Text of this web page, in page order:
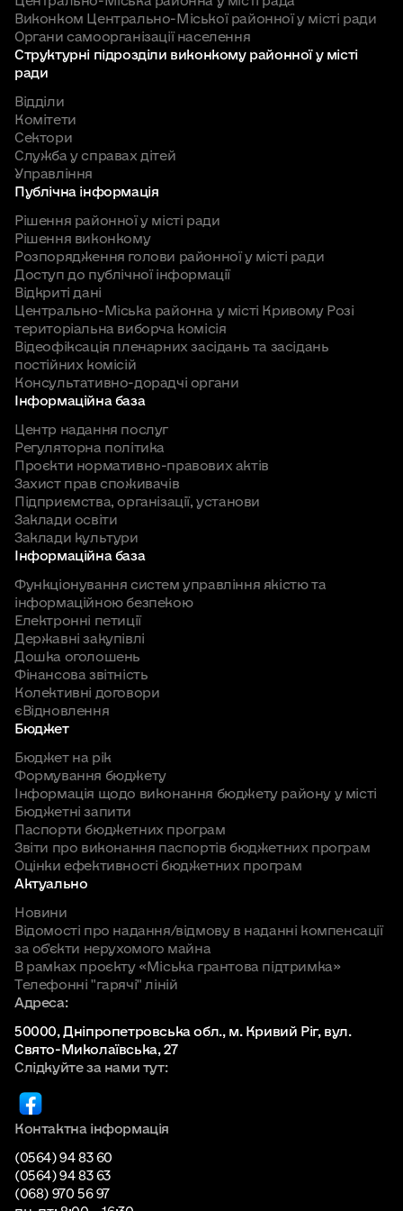
Сектор з питань мобілізаційної та
оборонної роботи
Виконком Центрально-Міської районної у місті ради
Органи самоорганізації населення
Структурні підрозділи виконкому районної у місті
ради
Відділи
Комітети
Сектори
Служба у справах дітей
Управління
Публічна інформація
Рішення районної у місті ради
Рішення виконкому
Розпорядження голови районної у місті ради
Доступ до публічної інформації
Відкриті дані
Центрально-Міська районна у місті Кривому Розі
територіальна виборча комісія
Відеофіксація пленарних засідань та засідань
постійних комісій
Консультативно-дорадчі органи
Інформаційна база
Центр надання послуг
Регуляторна політика
Проєкти нормативно-правових актів
Захист прав споживачів
Підприємства, організації, установи
Заклади освіти
Заклади культури
Інформаційна база
Функціонування систем управління якістю та
інформаційною безпекою
Електронні петиції
Державні закупівлі
Дошка оголошень
Фінансова звітність
Колективні договори
єВідновлення
Бюджет
Бюджет на рік
Формування бюджету
Інформація щодо виконання бюджету району у місті
Бюджетні запити
Паспорти бюджетних програм
Звіти про виконання паспортів бюджетних програм
Оцінки ефективності бюджетних програм
Актуально
Новини
Відомості про надання/відмову в наданні компенсації
за об'єкти нерухомого майна
В рамках проєкту «Міська грантова підтримка»
Телефонні "гарячі" ліній
Адреса:
50000, Дніпропетровська обл., м. Кривий Ріг, вул.
Свято-Миколаївська, 27
Слідкуйте за нами тут:
Контактна інформація
(0564) 94 83 60
(0564) 94 83 63
(068) 970 56 97